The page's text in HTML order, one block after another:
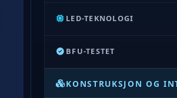
LED-TEKNOLOGI
BFU-TESTET
KONSTRUKSJON OG